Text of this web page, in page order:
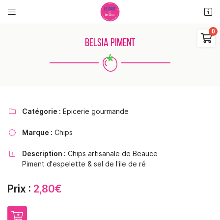
 

Il n'y a aucun produit dans votre panier
 Adresse email de réception
BELSIA PIMENT
 Catégorie : Epicerie gourmande
 Marque : Chips
 Description : Chips artisanale de Beauce
Piment d'espelette & sel de l'ile de ré
Prix : 2,80€